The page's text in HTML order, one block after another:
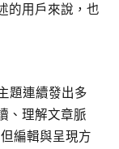
的用戶來說，也
題連續發出多
、理解文章脈
編輯與呈現方